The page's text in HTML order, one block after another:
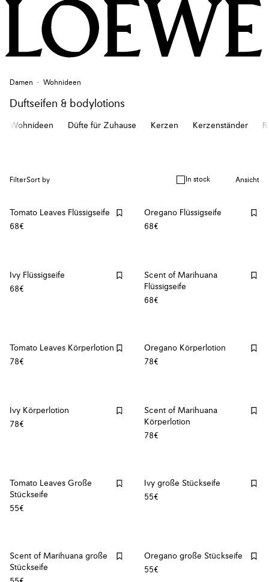
Damen Wohnideen
Duftseifen & bodylotions
Wohnideen Düfte für Zuhause Kerzen Kerzenständer
FilterSort by In stock Ansicht
Tomato Leaves Flüssigseife
68€
Oregano Flüssigseife
68€
Ivy Flüssigseife
68€
Scent of Marihuana
Flüssigseife
68€
Tomato Leaves Körperlotion
78€
Oregano Körperlotion
78€
Ivy Körperlotion
78€
Scent of Marihuana
Körperlotion
78€
Tomato Leaves Große
Stückseife
55€
Ivy große Stückseife
55€
Scent of Marihuana große
Stückseife
Oregano große Stückseife
55€